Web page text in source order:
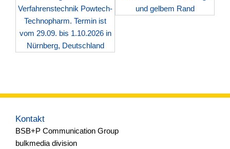
Kontakt
BSB+P Communication Group
bulkmedia division